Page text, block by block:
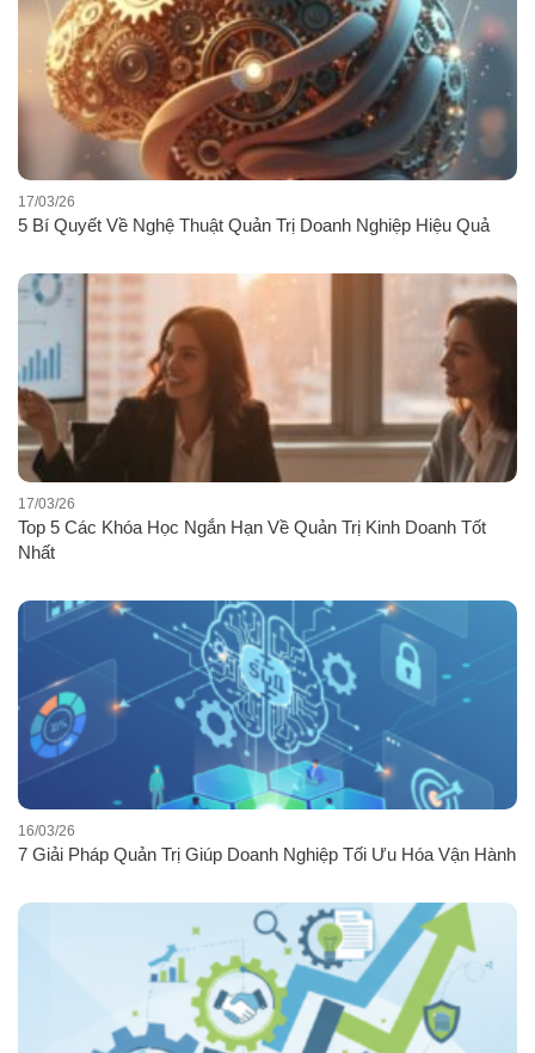
5 Bí Quyết Về Nghệ Thuật Quản Trị Doanh Nghiệp Hiệu Quả
17/03/26
Top 5 Các Khóa Học Ngắn Hạn Về Quản Trị Kinh Doanh Tốt
Nhất
17/03/26
7 Giải Pháp Quản Trị Giúp Doanh Nghiệp Tối Ưu Hóa Vận Hành
16/03/26